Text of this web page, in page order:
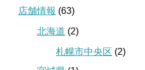
店舗情報 (63)
北海道 (2)
札幌市中央区 (2)